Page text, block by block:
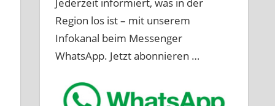
Jederzeit informiert, was in der
Region los ist – mit unserem
Infokanal beim Messenger
WhatsApp. Jetzt abonnieren …